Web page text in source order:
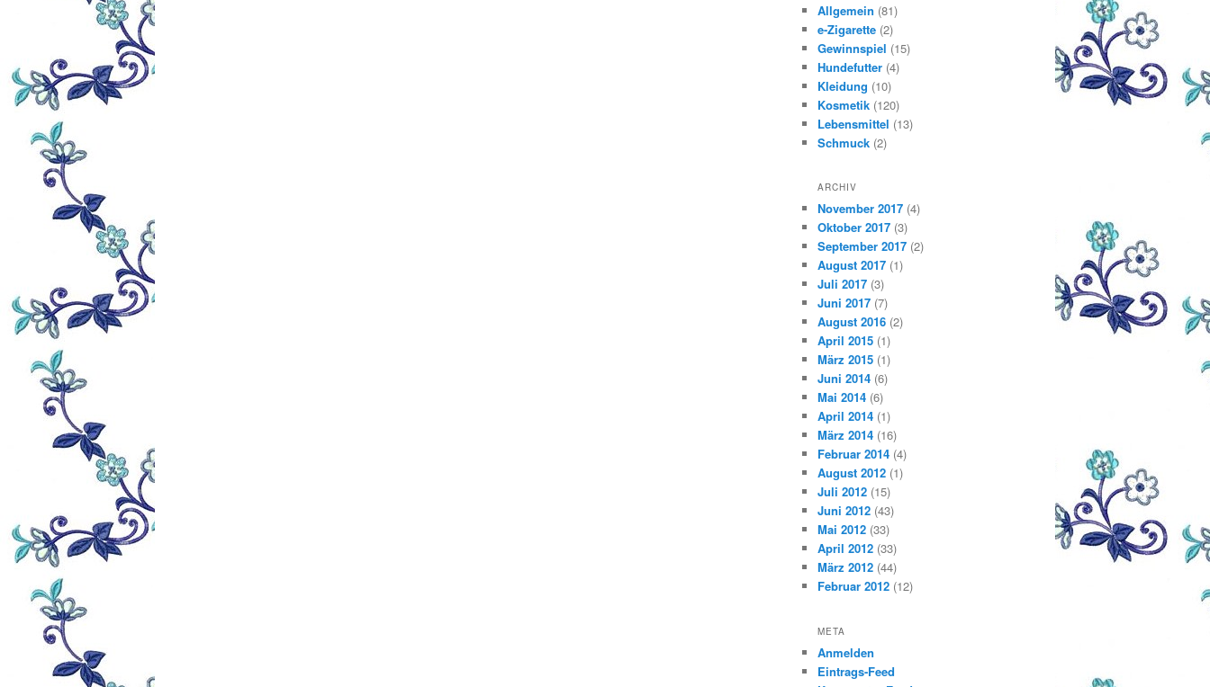
Allgemein (81)
e-Zigarette (2)
Gewinnspiel (15)
Hundefutter (4)
Kleidung (10)
Kosmetik (120)
Lebensmittel (13)
Schmuck (2)
ARCHIV
November 2017 (4)
Oktober 2017 (3)
September 2017 (2)
August 2017 (1)
Juli 2017 (3)
Juni 2017 (7)
August 2016 (2)
April 2015 (1)
März 2015 (1)
Juni 2014 (6)
Mai 2014 (6)
April 2014 (1)
März 2014 (16)
Februar 2014 (4)
August 2012 (1)
Juli 2012 (15)
Juni 2012 (43)
Mai 2012 (33)
April 2012 (33)
März 2012 (44)
Februar 2012 (12)
META
Anmelden
Eintrags-Feed